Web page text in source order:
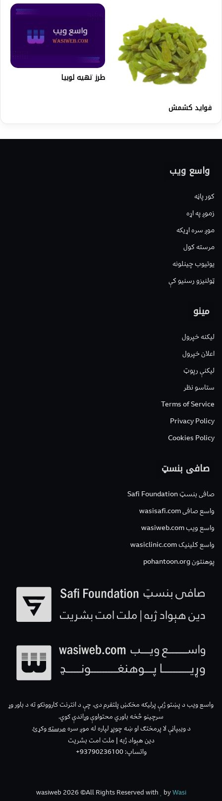
فواید کشمش
طرز تهیه لوبیا
واسع ویب
کور پاڼه
زموږ په اړه
موږ سره اړیکه
مرسته کول
یوتیوب چینلونه
ټولنیزو رسنیو کې
مینو
لیکنه خپرول
اعلان خپرول
لیکنې رپوټ
ستاسو نظر
Terms of Service
Privacy Policy
Cookies Policy
صافی بنسټ
صافی بنسټ Safi Foundation
واسع صافی wasisafi.com
واسع ویب wasiweb.com
واسع کلینیک wasiclinic.com
پوهنتون pohantoon.org
واسع ویب د پښتو ژبې پرلیکه مخکښ پلتفرم دی، چې د انترنت کاروونکو ته د باور وړ
سرچینو څخه باوري محتواوې وړاندې کوي.
د ویبپاڼې لا پرمختګ او ښه چوپړ لپاره له موږ سرهمرستهوکړئ.
دین هېواد ژبه | ملت امت بشریت
واتساپ: 93790236100+
wasiweb 2026 ©All Rights Reserved with byWasi